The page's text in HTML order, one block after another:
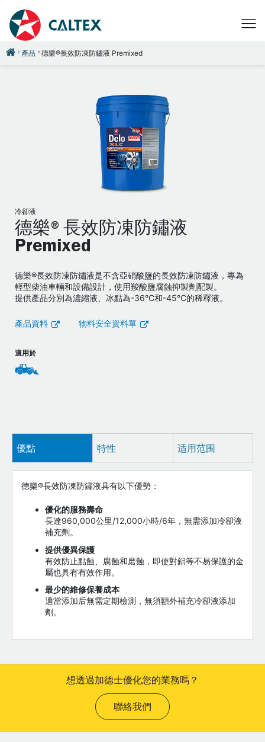
產品 德樂®長效防凍防鏽液 Premixed
冷卻液
德樂®長效防凍防鏽液
Premixed
德樂®長效防凍防鏽液是不含亞硝酸鹽的長效防凍防鏽液，專為
輕型柴油車輛和設備設計，使用羧酸鹽腐蝕抑製劑配製。
提供產品分別為濃縮液、冰點為-36°C和-45°C的稀釋液。
產品資料 物料安全資料單
適用於
優點 特性 适用范围
德樂®長效防凍防鏽液具有以下優勢：
優化的服務壽命
長達960,000公里/12,000小時/6年，無需添加冷卻液
補充劑。
提供優異保護
有效防止點蝕、腐蝕和磨蝕，即使對鋁等不易保護的金
屬也具有有效作用。
最少的維修保養成本
適當添加后無需定期檢測，無須額外補充冷卻液添加
劑。
想透過加德士優化您的業務嗎？
聯絡我們